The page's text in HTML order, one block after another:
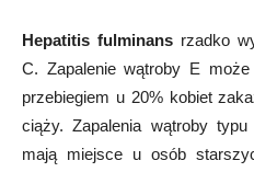
Hepatitis fulminansrzadko
C. Zapalenie wątroby E może
przebiegiem u 20% kobiet
ciąży. Zapalenia wątroby
mają miejsce u osób